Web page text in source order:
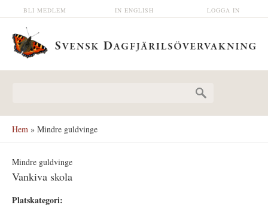
Hoppa till huvudinnehåll LOGGA IN
IN ENGLISH
BLI MEDLEM
Hem » Mindre guldvinge
Mindre guldvinge
Vankiva skola
Platskategori: